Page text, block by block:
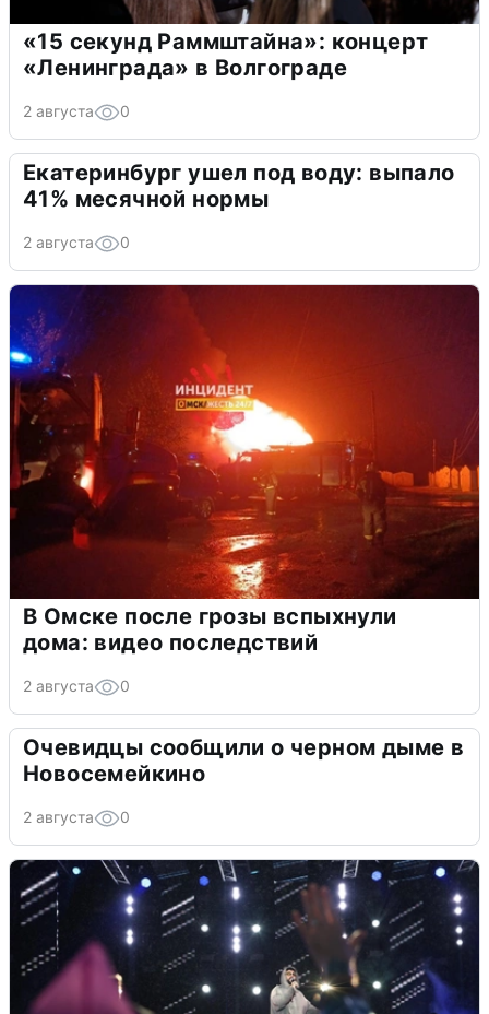
«15 секунд Раммштайна»: концерт
«Ленинграда» в Волгограде
2 августа 0
Екатеринбург ушел под воду: выпало
41% месячной нормы
2 августа 0
В Омске после грозы вспыхнули
дома: видео последствий
2 августа 0
Очевидцы сообщили о черном дыме в
Новосемейкино
2 августа 0